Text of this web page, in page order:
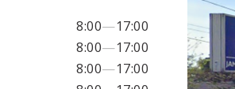
DÉMARREUR
8:00—17:00
8:00—17:00
8:00—17:00